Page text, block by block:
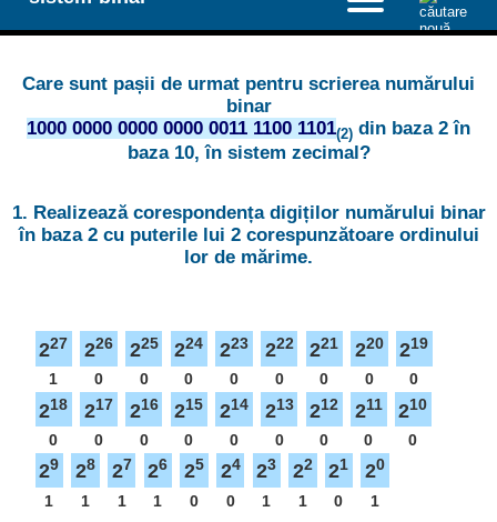
Care sunt pașii de urmat pentru scrierea numărului
binar
1000 0000 0000 0000 0011 1100 1101(2) din baza 2 în
baza 10, în sistem zecimal?
1. Realizează corespondența digiților numărului binar
în baza 2 cu puterile lui 2 corespunzătoare ordinului
lor de mărime.
227
1
226
0
225
0
224
0
223
0
222
0
221
0
220
0
219
0
218
0
217
0
216
0
215
0
214
0
213
0
212
0
211
0
210
0
29
1
28
1
27
1
26
1
25
0
24
0
23
1
22
1
21
0
20
1